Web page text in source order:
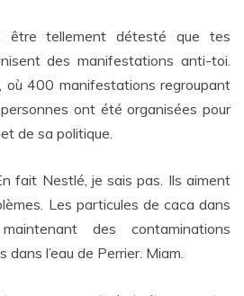
être tellement détesté que tes
des manifestations anti-toi.
où 400 manifestations regroupant
ont été organisées pour
de sa politique.
fait Nestlé, je sais pas. Ils aiment
Les particules de caca dans
des contaminations
l’eau de Perrier. Miam.